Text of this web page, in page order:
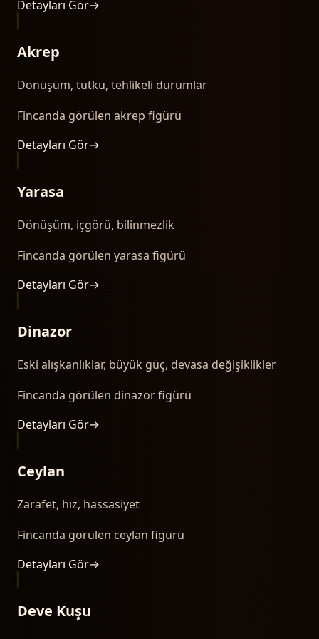
Detayları Gör→
Akrep
Dönüşüm, tutku, tehlikeli durumlar
Fincanda görülen akrep figürü
Detayları Gör→
Yarasa
Dönüşüm, içgörü, bilinmezlik
Fincanda görülen yarasa figürü
Detayları Gör→
Dinazor
Eski alışkanlıklar, büyük güç, devasa değişiklikler
Fincanda görülen dinazor figürü
Detayları Gör→
Ceylan
Zarafet, hız, hassasiyet
Fincanda görülen ceylan figürü
Detayları Gör→
Deve Kuşu